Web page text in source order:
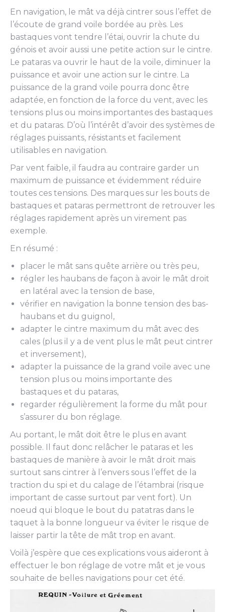
En navigation, le mât va déjà cintrer sous l’effet de
l’écoute de grand voile bordée au près. Les
bastaques vont tendre l’étai, ouvrir la chute du
génois et avoir aussi une petite action sur le cintre.
Le pataras va ouvrir le haut de la voile, diminuer la
puissance et avoir une action sur le cintre. La
puissance de la grand voile pourra donc être
adaptée, en fonction de la force du vent, avec les
tensions plus ou moins importantes des bastaques
et du pataras. D’où l’intérêt d’avoir des systèmes de
réglages puissants, résistants et facilement
utilisables en navigation.
Par vent faible, il faudra au contraire garder un
maximum de puissance et évidemment réduire
toutes ces tensions. Des marques sur les bouts de
bastaques et pataras permettront de retrouver les
réglages rapidement après un virement pas
exemple.
En résumé :
placer le mât sans quête arrière ou très peu,
régler les haubans de façon à avoir le mât droit
en latéral avec la tension de base,
vérifier en navigation la bonne tension des bas-
haubans et du guignol,
adapter le cintre maximum du mât avec des
cales (plus il y a de vent plus le mât peut cintrer
et inversement),
adapter la puissance de la grand voile avec une
tension plus ou moins importante des
bastaques et du pataras,
regarder régulièrement la forme du mât pour
s’assurer du bon réglage.
Au portant, le mât doit être le plus en avant
possible. Il faut donc relâcher le pataras et les
bastaques de manière à avoir le mât droit mais
surtout sans cintrer à l’envers sous l’effet de la
traction du spi et du calage de l’étambrai (risque
important de casse surtout par vent fort). Un
noeud qui bloque le bout du patatras dans le
taquet à la bonne longueur va éviter le risque de
laisser partir la tête de mât trop en avant.
Voilà j’espère que ces explications vous aideront à
effectuer le bon réglage de votre mât et je vous
souhaite de belles navigations pour cet été.